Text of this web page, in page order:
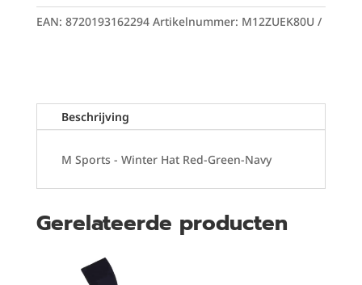
Red-
Green-
EAN: 8720193162294 Artikelnummer: M12ZUEK80U
Beschrijving
M Sports - Winter Hat Red-Green-Navy
Gerelateerde producten